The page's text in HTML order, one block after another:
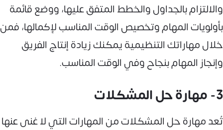
والالتزام بالجداول والخطط المتفق عليها، ووضع قائمة
بأولويات المهام وتخصيص الوقت المناسب لإكمالها، فمن
خلال مهاراتك التنظيمية يمكنك زيادة إنتاج الفريق
وإنجاز المهام بنجاح وفي الوقت المناسب.
3- مهارة حل المشكلات
تُعد مهارة حل المشكلات من المهارات التي لا غنى عنها